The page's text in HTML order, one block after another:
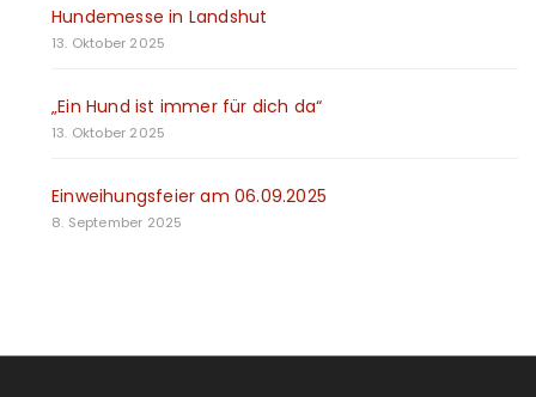
Hundemesse in Landshut
13. Oktober 2025
„Ein Hund ist immer für dich da“
13. Oktober 2025
Einweihungsfeier am 06.09.2025
8. September 2025